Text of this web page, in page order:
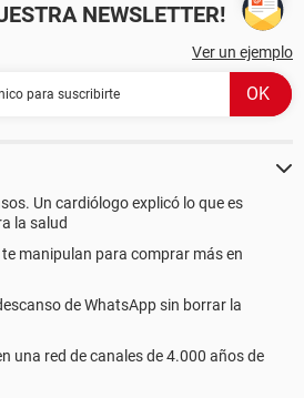
NEWSLETTER!
Ver un ejemplo
Un cardiólogo explicó lo que es
la salud
te manipulan para comprar más en
de WhatsApp sin borrar la
una red de canales de 4.000 años de